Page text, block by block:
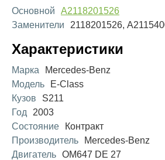
Основной
A2118201526
Заменители
2118201526,
Характеристики
Марка
Mercedes-Benz
Модель
E-Class
Кузов
S211
Год
2003
Состояние
Контракт
Производитель
Mercedes-Benz
Двигатель OM647 DE 27